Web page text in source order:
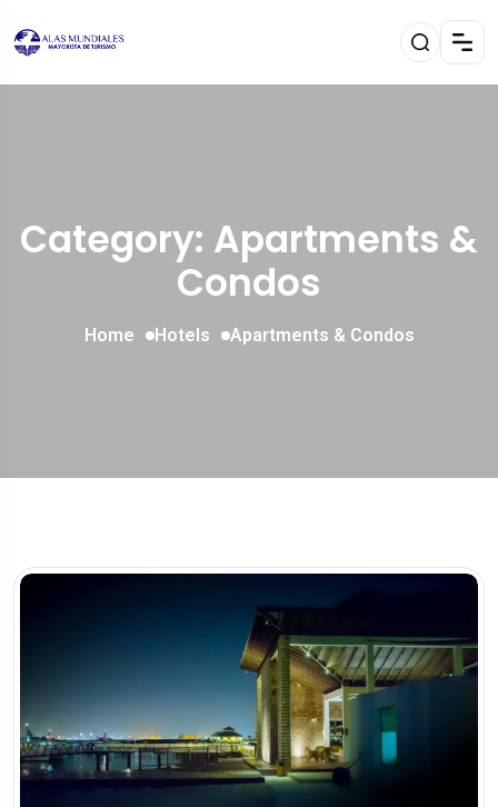
Category: Apartments &
Condos
Home Hotels Apartments & Condos